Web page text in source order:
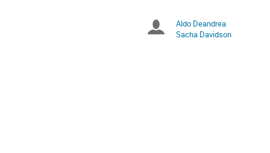
sont
en
Présidents
Aldo Deandrea
Sacha Davidson